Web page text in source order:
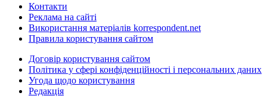
Контакти
Реклама на сайті
Використання матеріалів korrespondent.net
Правила користування сайтом
Договір користування сайтом
Політика у сфері конфіденційності і персональних даних
Угода щодо користування
Редакція